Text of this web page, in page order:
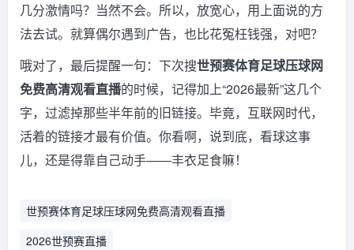
几分激情吗？当然不会。所以，放宽心，用上面说的方
法去试。就算偶尔遇到广告，也比花冤枉钱强，对吧？
哦对了，最后提醒一句：下次搜世预赛体育足球压球网
免费高清观看直播的时候，记得加上“2026最新”这几个
字，过滤掉那些半年前的旧链接。毕竟，互联网时代，
活着的链接才最有价值。你看啊，说到底，看球这事
儿，还是得靠自己动手——丰衣足食嘛！
世预赛体育足球压球网免费高清观看直播
2026世预赛直播